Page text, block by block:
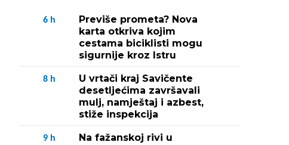
6 h
Previše prometa? Nova
karta otkriva kojim
cestama biciklisti mogu
sigurnije kroz Istru
8 h
U vrtači kraj Savičente
desetljećima završavali
mulj, namještaj i azbest,
stiže inspekcija
9 h
Na fažanskoj rivi u